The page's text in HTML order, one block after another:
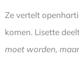
Ze vertelt
komen. Lisette
moet worden,